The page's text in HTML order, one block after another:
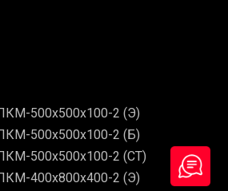
500х500х100-2 (Э)
500х500х100-2 (Б)
500х500х100-2 (СТ)
400х800х400-2 (Э)